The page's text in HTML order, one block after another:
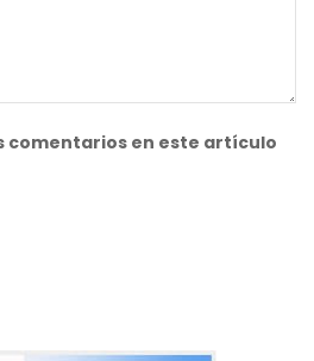
comentarios en este artículo